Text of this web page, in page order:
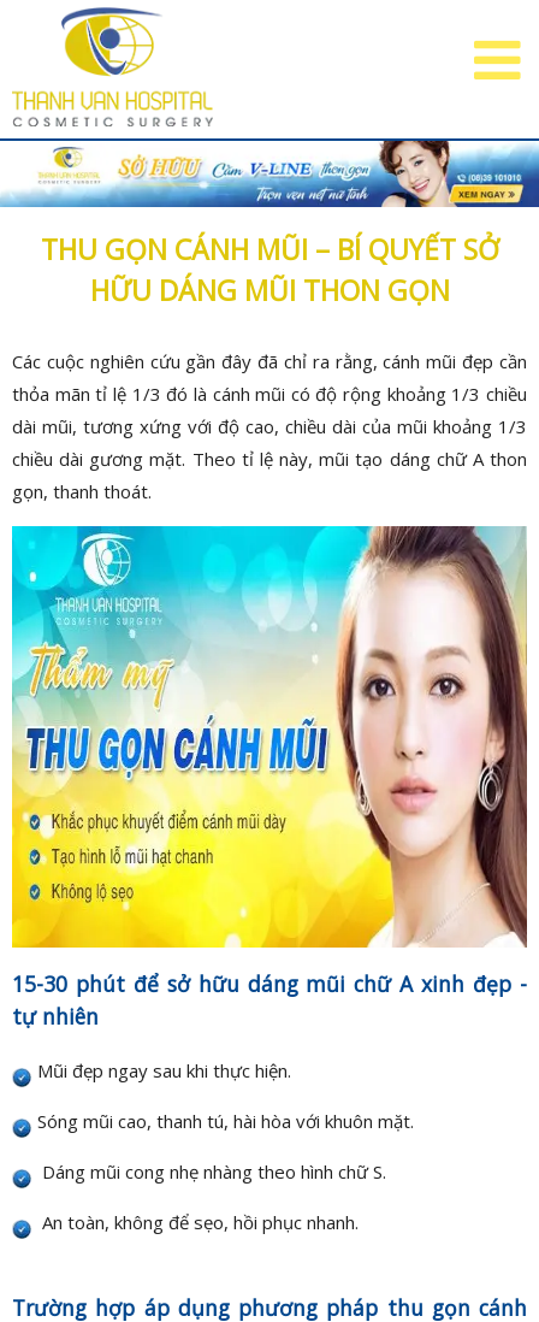
THU GỌN CÁNH MŨI – BÍ QUYẾT SỞ
HỮU DÁNG MŨI THON GỌN
Các cuộc nghiên cứu gần đây đã chỉ ra rằng, cánh mũi đẹp cần
thỏa mãn tỉ lệ 1/3 đó là cánh mũi có độ rộng khoảng 1/3 chiều
dài mũi, tương xứng với độ cao, chiều dài của mũi khoảng 1/3
chiều dài gương mặt. Theo tỉ lệ này, mũi tạo dáng chữ A thon
gọn, thanh thoát.
15-30 phút để sở hữu dáng mũi chữ A xinh đẹp -
tự nhiên
Mũi đẹp ngay sau khi thực hiện.
Sóng mũi cao, thanh tú, hài hòa với khuôn mặt.
Dáng mũi cong nhẹ nhàng theo hình chữ S.
An toàn, không để sẹo, hồi phục nhanh.
Trường hợp áp dụng phương pháp thu gọn cánh